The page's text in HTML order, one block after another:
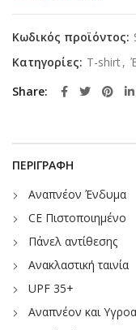
Κωδικός προϊόντος:
Κατηγορίες: T-shirt,
Share
ΠΕΡΙΓΡΑΦΉ
Αναπνέον Ένδυμα
CE Πιστοποιημένο
Πάνελ αντίθεσης
Ανακλαστική ταινία
UPF 35+
Αναπνέον και